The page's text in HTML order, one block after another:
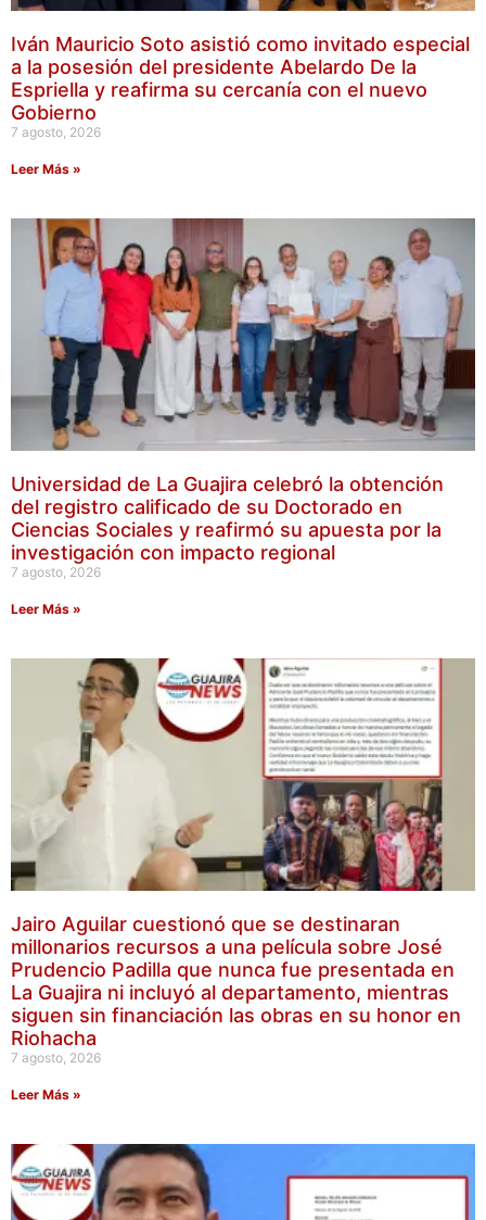
Iván Mauricio Soto asistió como invitado especial
a la posesión del presidente Abelardo De la
Espriella y reafirma su cercanía con el nuevo
Gobierno
7 agosto, 2026
Leer Más »
Universidad de La Guajira celebró la obtención
del registro calificado de su Doctorado en
Ciencias Sociales y reafirmó su apuesta por la
investigación con impacto regional
7 agosto, 2026
Leer Más »
Jairo Aguilar cuestionó que se destinaran
millonarios recursos a una película sobre José
Prudencio Padilla que nunca fue presentada en
La Guajira ni incluyó al departamento, mientras
siguen sin financiación las obras en su honor en
Riohacha
7 agosto, 2026
Leer Más »